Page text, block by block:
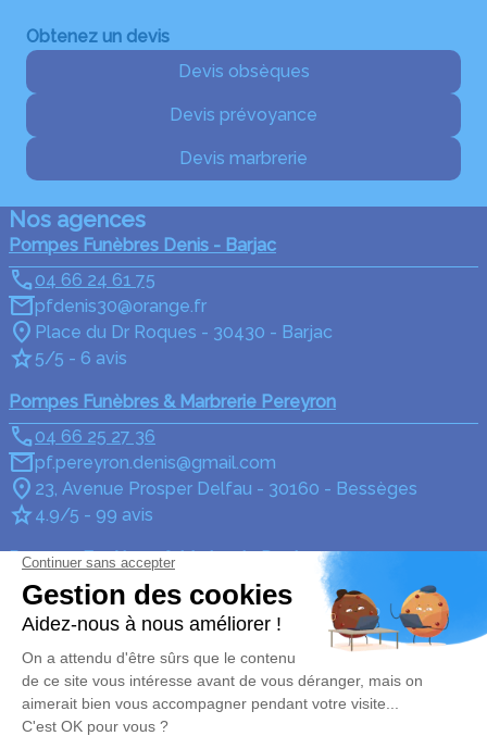
Obtenez un devis
Devis obsèques
Devis prévoyance
Devis marbrerie
Nos agences
Pompes Funèbres Denis - Barjac
04 66 24 61 75
pfdenis30@orange.fr
Place du Dr Roques - 30430 - Barjac
5/5 - 6 avis
Pompes Funèbres & Marbrerie Pereyron
04 66 25 27 36
pf.pereyron.denis@gmail.com
23, Avenue Prosper Delfau - 30160 - Bessèges
4.9/5 - 99 avis
Pompes Funèbres & Marbrerie Denis
04 66 24 05 90
pfdenis30@orange.fr
1 Place de l'Église - 30500 - Saint-Ambroix
5/5 - 173 avis
Nos Services
Organiser des obsèques
Liens utiles